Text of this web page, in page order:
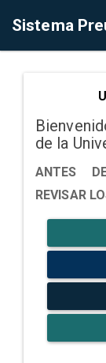
Sistema
de la
ANTES
REVISAR